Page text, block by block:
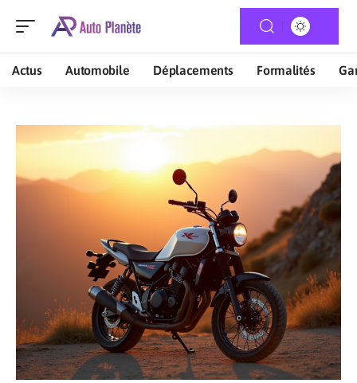
Actus Automobile Déplacements Formalités